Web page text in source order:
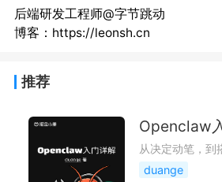
后端研发工程师@字节跳动
博客：https://leonsh.cn
推荐
Openclaw
duange